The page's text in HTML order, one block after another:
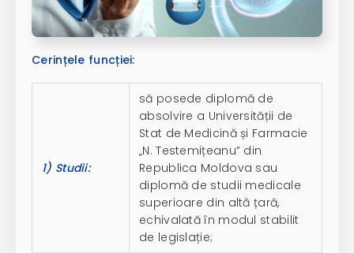
Cerințele funcției:
1) Studii:
să posede diplomă de
absolvire a Universității de
Stat de Medicină și Farmacie
„N. Testemițeanu” din
Republica Moldova sau
diplomă de studii medicale
superioare din altă țară,
echivalată în modul stabilit
de legislație;